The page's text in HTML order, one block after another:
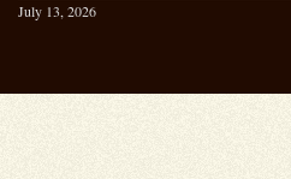
July 13, 2026